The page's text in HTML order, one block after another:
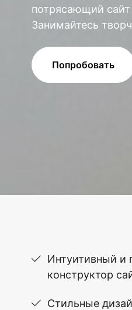
потрясающий
Занимайтесь
Попробовать
Интуитивный и
конструктор
Стильные